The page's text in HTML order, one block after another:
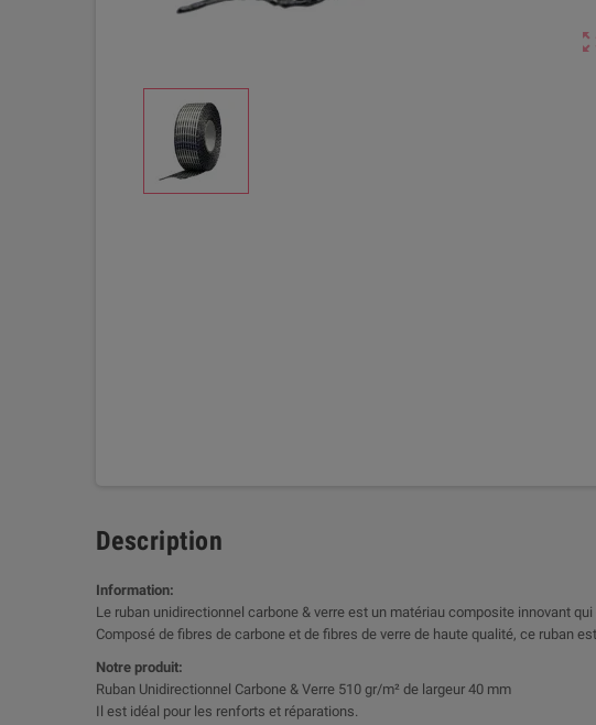
Description
Information:
Le ruban unidirectionnel carbone & verre est un matériau composite innovant
Composé de fibres de carbone et de fibres de verre de haute qualité, ce ruban
Notre produit:
Ruban Unidirectionnel Carbone & Verre 510 gr/m² de largeur 40 mm
Il est idéal pour les renforts et réparations.